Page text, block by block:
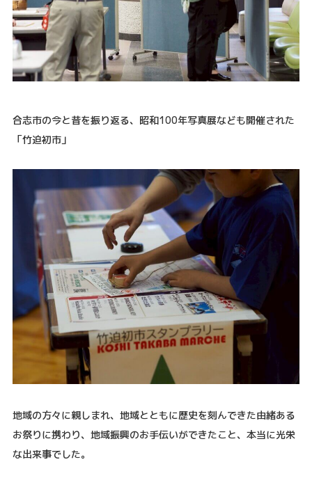
合志市の今と昔を振り返る、昭和100年写真展なども開催された
「竹迫初市」
地域の方々に親しまれ、地域とともに歴史を刻んできた由緒ある
お祭りに携わり、地域振興のお手伝いができたこと、本当に光栄
な出来事でした。